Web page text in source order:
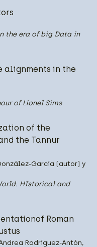
the era of big Data in
alignments in the
of Lionel Sims
of the
the Tannur
García (autor) y
HIstorical and
Roman
Rodríguez-Antón,